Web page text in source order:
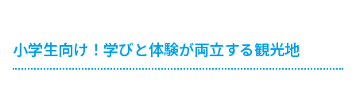
小学生向け！学びと体験が両立する観光地